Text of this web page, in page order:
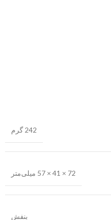
242 گرم
72 × 41 × 57 میلی‌متر
بنفش